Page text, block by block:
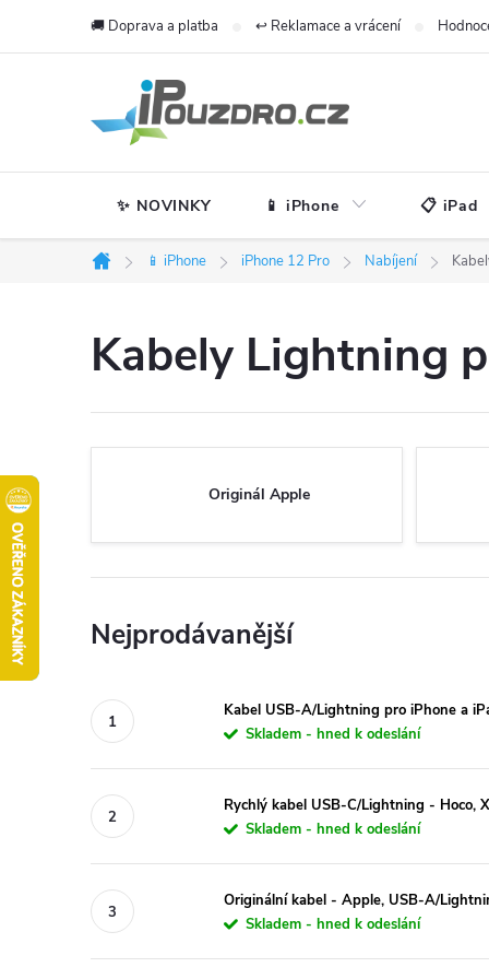
🚚 Doprava a platba ↩️ Reklamace a vrácení
✨ NOVINKY 📱 iPhone 📋 iPad
Domů
📱 iPhone iPhone 12 Pro Nabíjení
Kabely Lightning
Originál Apple
Nejprodávanější
Kabel USB-A/Lightning pro iPhone a
Skladem - hned k odeslání
Rychlý kabel USB-C/Lightning - Hoco,
Skladem - hned k odeslání
Originální kabel - Apple, USB-A/
Skladem - hned k odeslání